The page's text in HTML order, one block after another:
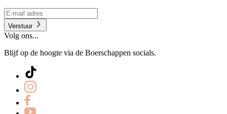
Verstuur
Volg ons...
Blijf op de hoogte via de Boerschappen socials.